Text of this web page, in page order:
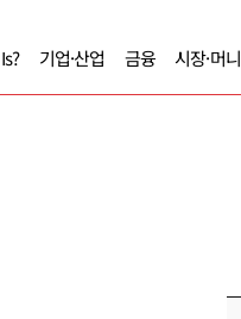
기업·산업 금융 시장·머니